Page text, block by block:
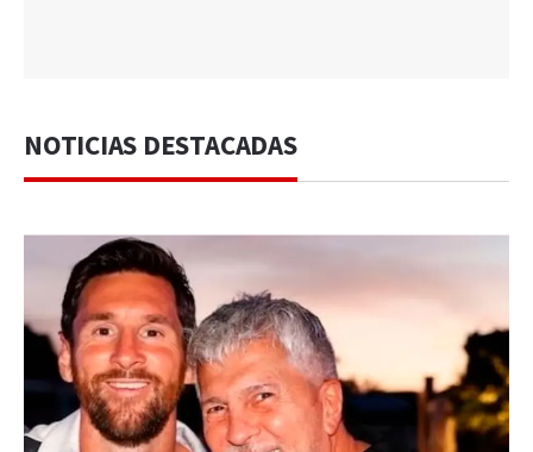
NOTICIAS DESTACADAS